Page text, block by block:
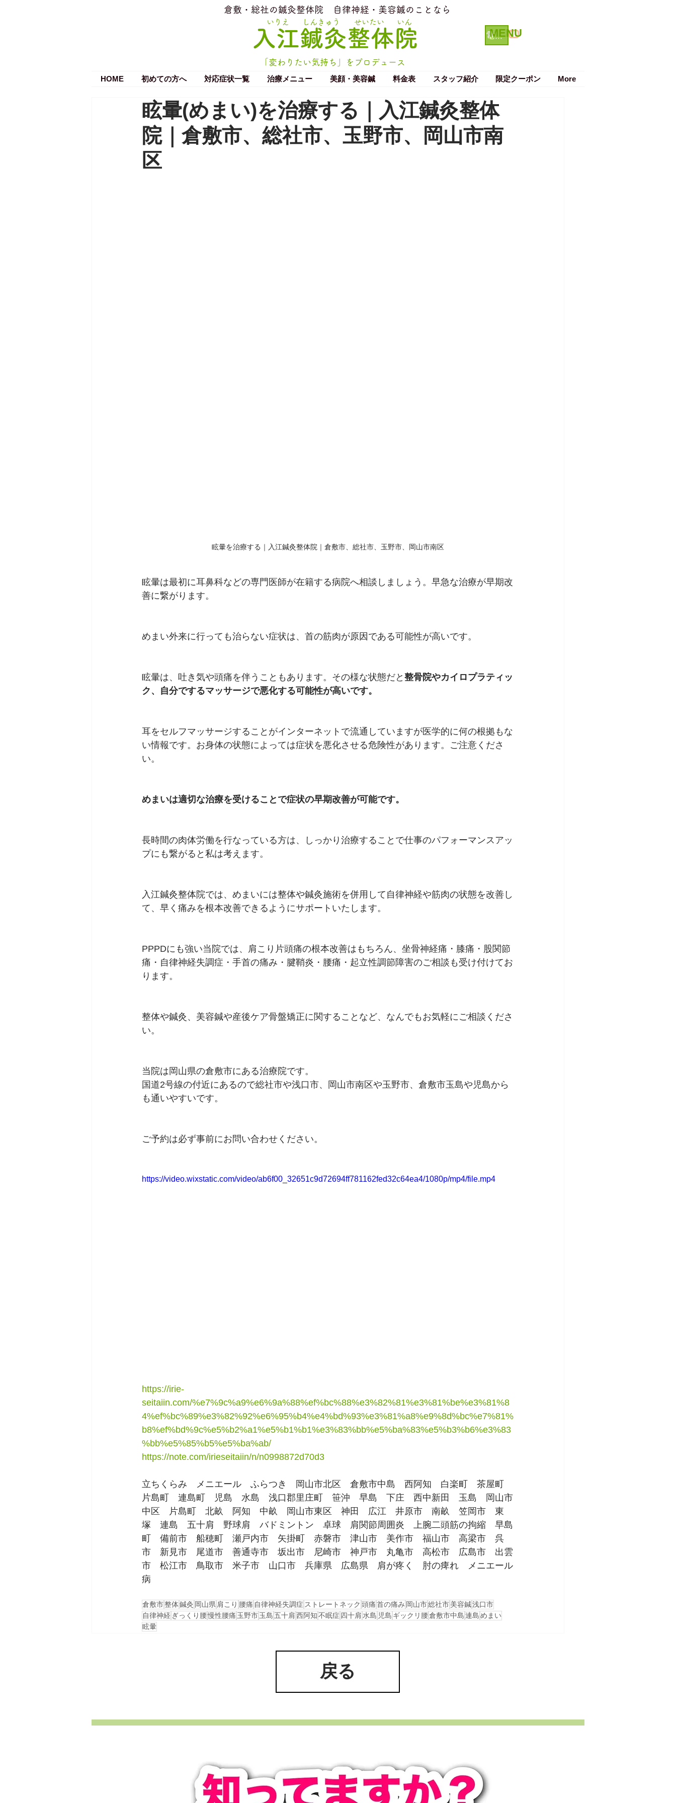
いりえ
​倉敷・総社の鍼灸整体院 ​自律神経・美容鍼のことなら
​入江鍼灸整体院
せいたい
しんきゅう いん
電話で予約する クーポン
MENU
「変わりたい気持ち」をプロデュース
HOME
初めての方へ 対応症状一覧 治療メニュー 美顔・美容鍼 料金表 スタッフ紹介 限定クーポン More
眩暈(めまい)を治療する｜入江鍼灸整体
院｜倉敷市、総社市、玉野市、岡山市南
区
眩暈を治療する｜入江鍼灸整体院｜倉敷市、総社市、玉野市、岡山市南区
眩暈は最初に耳鼻科などの専門医師が在籍する病院へ相談しましょう。早急な治療が早期改
善に繋がります。
めまい外来に行っても治らない症状は、首の筋肉が原因である可能性が高いです。
眩暈は、吐き気や頭痛を伴うこともあります。その様な状態だと 整骨院やカイロプラティッ
ク、自分でするマッサージで悪化する可能性が高いです。
耳をセルフマッサージすることがインターネットで流通していますが医学的に何の根拠もな
い情報です。お身体の状態によっては症状を悪化させる危険性があります。ご注意くださ
い。
めまいは適切な治療を受けることで症状の早期改善が可能です。
長時間の肉体労働を行なっている方は、しっかり治療することで仕事のパフォーマンスアッ
プにも繋がると私は考えます。
入江鍼灸整体院では、めまいには整体や鍼灸施術を併用して自律神経や筋肉の状態を改善し
て、早く痛みを根本改善できるようにサポートいたします。
PPPDにも強い当院では、肩こり片頭痛の根本改善はもちろん、坐骨神経痛・膝痛・股関節
痛・自律神経失調症・手首の痛み・腱鞘炎・腰痛・起立性調節障害のご相談も受け付けてお
ります。
整体や鍼灸、美容鍼や産後ケア骨盤矯正に関することなど、なんでもお気軽にご相談くださ
い。
当院は岡山県の倉敷市にある治療院です。
国道2号線の付近にあるので総社市や浅口市、岡山市南区や玉野市、倉敷市玉島や児島から
も通いやすいです。
ご予約は必ず事前にお問い合わせください。
https://video.wixstatic.com/video/ab6f00_32651c9d72694ff781162fed32c64ea4/1080p/mp4/file.mp4
https://irie-
seitaiin.com/%e7%9c%a9%e6%9a%88%ef%bc%88%e3%82%81%e3%81%be%e3%81%8
4%ef%bc%89%e3%82%92%e6%95%b4%e4%bd%93%e3%81%a8%e9%8d%bc%e7%81%
b8%ef%bd%9c%e5%b2%a1%e5%b1%b1%e3%83%bb%e5%ba%83%e5%b3%b6%e3%83
%bb%e5%85%b5%e5%ba%ab/
https://note.com/irieseitaiin/n/n0998872d70d3
立ちくらみ　メニエール　ふらつき　岡山市北区　倉敷市中島　西阿知　白楽町　茶屋町
片島町　連島町　児島　水島　浅口郡里庄町　笹沖　早島　下庄　西中新田　玉島　岡山市
中区　片島町　北畝　阿知　中畝　岡山市東区　神田　広江　井原市　南畝　笠岡市　東
塚　連島　五十肩　野球肩　バドミントン　卓球　肩関節周囲炎　上腕二頭筋の拘縮　早島
町　備前市　船穂町　瀬戸内市　矢掛町　赤磐市　津山市　美作市　福山市　高梁市　呉
市　新見市　尾道市　善通寺市　坂出市　尼崎市　神戸市　丸亀市　高松市　広島市　出雲
市　松江市　鳥取市　米子市　山口市　兵庫県　広島県　肩が疼く　肘の痺れ　メニエール
病
倉敷市整体鍼灸 岡山県 肩こり 腰痛 自律神経失調症 ストレートネック 頭痛首の痛み 岡山市総社市美容鍼浅口市
自律神経 ぎっくり腰慢性腰痛 玉野市玉島 五十肩西阿知不眠症 四十肩 水島 児島 ギックリ腰倉敷市中島連島めまい
眩暈
戻る